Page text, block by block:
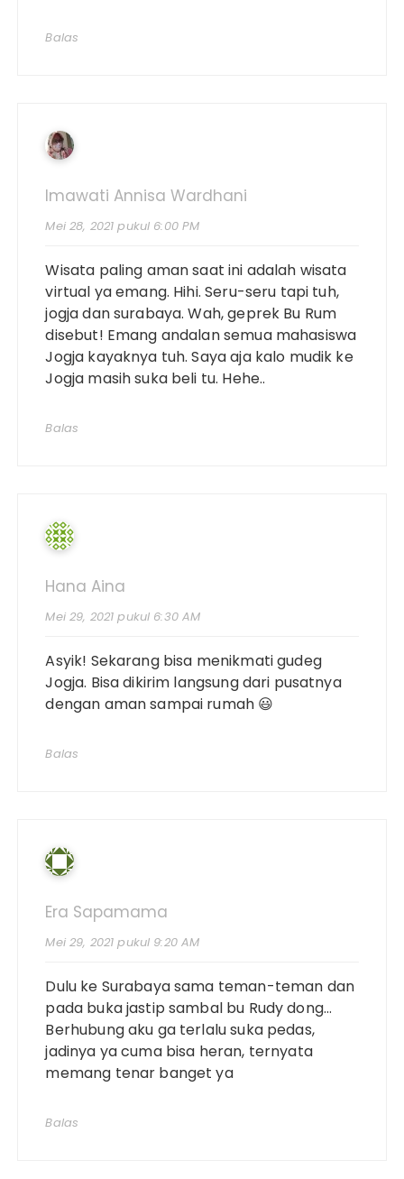
Balas
Imawati Annisa Wardhani
Mei 28, 2021 pukul 6:00 PM
Wisata paling aman saat ini adalah wisata
virtual ya emang. Hihi. Seru-seru tapi tuh,
jogja dan surabaya. Wah, geprek Bu Rum
disebut! Emang andalan semua mahasiswa
Jogja kayaknya tuh. Saya aja kalo mudik ke
Jogja masih suka beli tu. Hehe..
Balas
Hana Aina
Mei 29, 2021 pukul 6:30 AM
Asyik! Sekarang bisa menikmati gudeg
Jogja. Bisa dikirim langsung dari pusatnya
dengan aman sampai rumah 😃
Balas
Era Sapamama
Mei 29, 2021 pukul 9:20 AM
Dulu ke Surabaya sama teman-teman dan
pada buka jastip sambal bu Rudy dong…
Berhubung aku ga terlalu suka pedas,
jadinya ya cuma bisa heran, ternyata
memang tenar banget ya
Balas